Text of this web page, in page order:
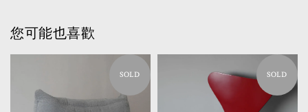
您可能也喜歡
SOLD SOLD